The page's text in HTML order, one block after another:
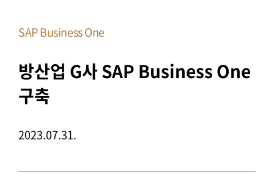
SAP Business One
방산업 G사 SAP Business One
구축
2023.07.31.